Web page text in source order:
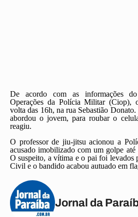
De acordo com as informações
Operações da Polícia Militar (Ciop),
volta das 16h, na rua Sebastião
abordou o jovem, para roubar o
reagiu.
O professor de jiu-jitsu acionou a
acusado imobilizado com um golpe até
O suspeito, a vítima e o pai foi levados
Civil e o bandido acabou autuado em
Jornal da